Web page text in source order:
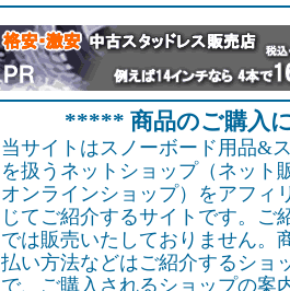
***** 商品のご購入
当サイトはスノーボード用品&
を扱うネットショップ（ネット
オンラインショップ）をアフィ
じてご紹介するサイトです。ご
では販売いたしておりません。
払い方法などはご紹介するショ
で、ご購入されるショップの案